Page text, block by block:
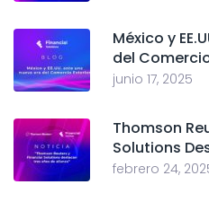
México y
del
junio 17, 2025
Thomson
Solutions
febrero 24,